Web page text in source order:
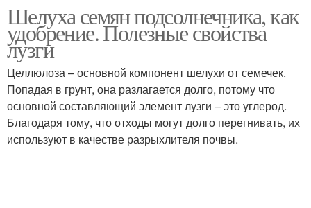
Шелуха семян подсолнечника, как
удобрение. Полезные свойства
лузги
Целлюлоза – основной компонент шелухи от семечек.
Попадая в грунт, она разлагается долго, потому что
основной составляющий элемент лузги – это углерод.
Благодаря тому, что отходы могут долго перегнивать, их
используют в качестве разрыхлителя почвы.